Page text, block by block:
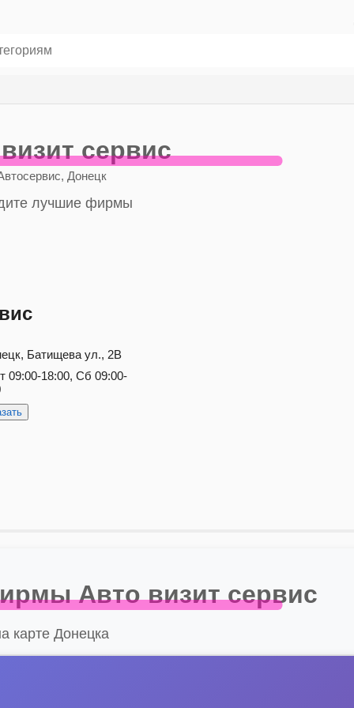
сервис
Донецк
лучшие фирмы
Батищева ул., 2В
09:00-18:00, Сб 09:00-
Авто визит сервис
карте Донецка